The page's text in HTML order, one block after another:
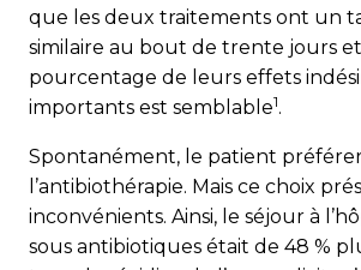
que les deux traitements ont un
similaire au bout de trente jours
pourcentage de leurs effets
importants est semblable1.
Spontanément, le patient
l’antibiothérapie. Mais ce choix
inconvénients. Ainsi, le séjour à
sous antibiotiques était de 48 %